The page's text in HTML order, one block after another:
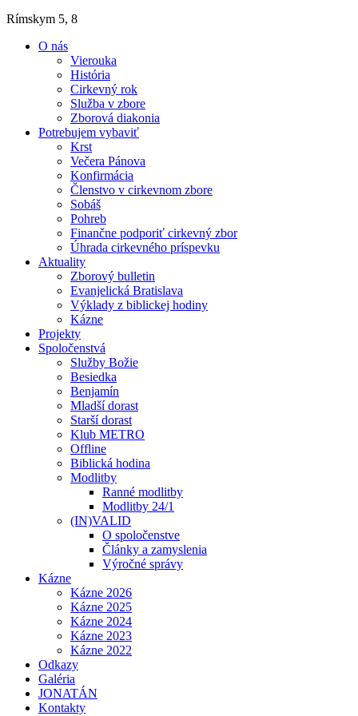
Rímskym 5, 8
O nás
Vierouka
História
Cirkevný rok
Služba v zbore
Zborová diakonia
Potrebujem vybaviť
Krst
Večera Pánova
Konfirmácia
Členstvo v cirkevnom zbore
Sobáš
Pohreb
Finančne podporiť cirkevný zbor
Úhrada cirkevného príspevku
Aktuality
Zborový bulletin
Evanjelická Bratislava
Výklady z biblickej hodiny
Kázne
Projekty
Spoločenstvá
Služby Božie
Besiedka
Benjamín
Mladší dorast
Starší dorast
Klub METRO
Offline
Biblická hodina
Modlitby
Ranné modlitby
Modlitby 24/1
(IN)VALID
O spoločenstve
Články a zamyslenia
Výročné správy
Kázne
Kázne 2026
Kázne 2025
Kázne 2024
Kázne 2023
Kázne 2022
Odkazy
Galéria
JONATÁN
Kontakty